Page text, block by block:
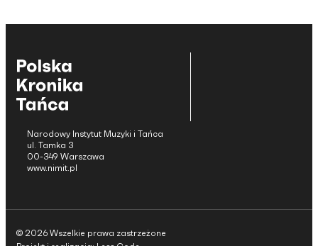
Narodowy Instytut Muzyki i Tańca
ul. Tamka 3
00-349 Warszawa
www.nimit.pl
© 2026 Wszelkie prawa zastrzeżone